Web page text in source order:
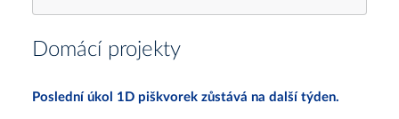
Domácí projekty
Poslední úkol 1D piškvorek zůstává na další týden.